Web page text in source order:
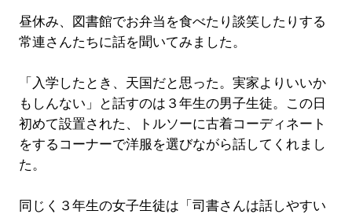
昼休み、図書館でお弁当を食べたり談笑したりする
常連さんたちに話を聞いてみました。
「入学したとき、天国だと思った。実家よりいいか
もしんない」と話すのは３年生の男子生徒。この日
初めて設置された、トルソーに古着コーディネート
をするコーナーで洋服を選びながら話してくれまし
た。
同じく３年生の女子生徒は「司書さんは話しやすい